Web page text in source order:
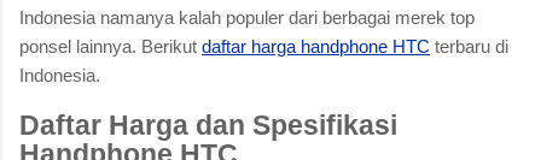
Indonesia namanya kalah populer dari berbagai merek top
ponsel lainnya. Berikut daftar harga handphone HTC terbaru di
Indonesia.
Daftar Harga dan Spesifikasi